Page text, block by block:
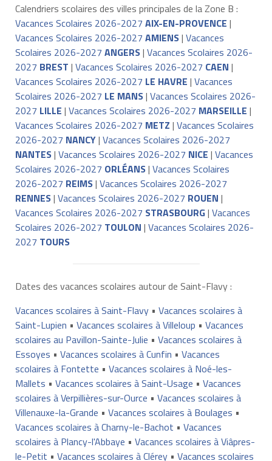
Calendriers scolaires des villes principales de la Zone B :
Vacances Scolaires 2026-2027 AIX-EN-PROVENCE |
Vacances Scolaires 2026-2027 AMIENS| Vacances
Scolaires 2026-2027 ANGERS| Vacances Scolaires 2026-
2027 BREST | Vacances Scolaires 2026-2027 CAEN |
Vacances Scolaires 2026-2027 LE HAVRE | Vacances
Scolaires 2026-2027 LE MANS| Vacances Scolaires 2026-
2027 LILLE | Vacances Scolaires 2026-2027 MARSEILLE |
Vacances Scolaires 2026-2027 METZ | Vacances Scolaires
2026-2027 NANCY| Vacances Scolaires 2026-2027
NANTES| Vacances Scolaires 2026-2027 NICE | Vacances
Scolaires 2026-2027 ORLÉANS| Vacances Scolaires
2026-2027 REIMS| Vacances Scolaires 2026-2027
RENNES| Vacances Scolaires 2026-2027 ROUEN |
Vacances Scolaires 2026-2027 STRASBOURG| Vacances
Scolaires 2026-2027 TOULON | Vacances Scolaires 2026-
2027 TOURS
Dates des vacances scolaires autour de Saint-Flavy :
Vacances scolaires à Saint-Flavy• Vacances scolaires à
Saint-Lupien • Vacances scolaires à Villeloup • Vacances
scolaires au Pavillon-Sainte-Julie • Vacances scolaires à
Essoyes • Vacances scolaires à Cunfin • Vacances
scolaires à Fontette • Vacances scolaires à Noé-les-
Mallets • Vacances scolaires à Saint-Usage • Vacances
scolaires à Verpillières-sur-Ource • Vacances scolaires à
Villenauxe-la-Grande • Vacances scolaires à Boulages •
Vacances scolaires à Charny-le-Bachot • Vacances
scolaires à Plancy-l'Abbaye • Vacances scolaires à Viâpres-
le-Petit • Vacances scolaires à Clérey• Vacances scolaires